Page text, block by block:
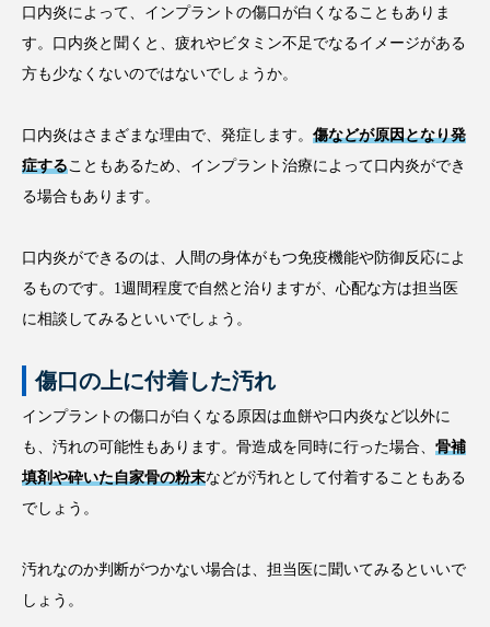
口内炎によって、インプラントの傷口が白くなることもありま
す。口内炎と聞くと、疲れやビタミン不足でなるイメージがある
方も少なくないのではないでしょうか。
口内炎はさまざまな理由で、発症します。 傷などが原因となり発
症することもあるため、インプラント治療によって口内炎ができ
る場合もあります。
口内炎ができるのは、人間の身体がもつ免疫機能や防御反応によ
るものです。1週間程度で自然と治りますが、心配な方は担当医
に相談してみるといいでしょう。
傷口の上に付着した汚れ
インプラントの傷口が白くなる原因は血餅や口内炎など以外に
も、汚れの可能性もあります。骨造成を同時に行った場合、 骨補
填剤や砕いた自家骨の粉末などが汚れとして付着することもある
でしょう。
汚れなのか判断がつかない場合は、担当医に聞いてみるといいで
しょう。